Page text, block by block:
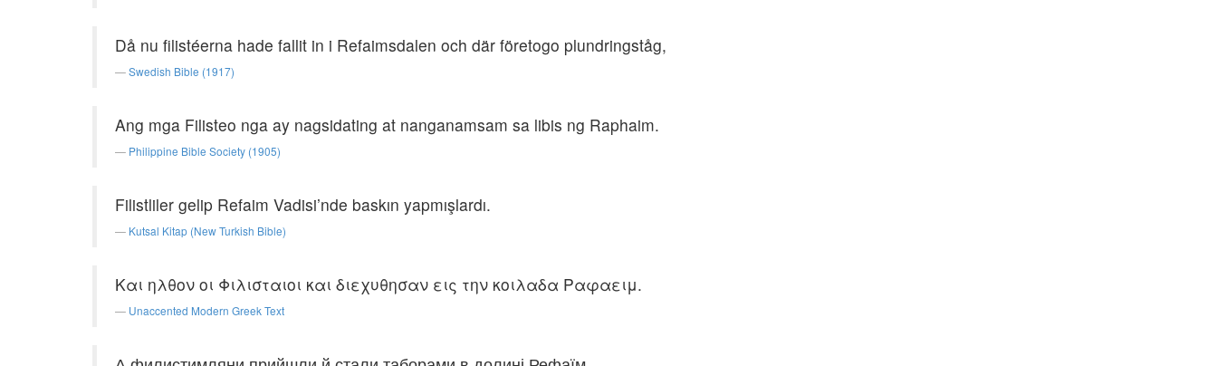
Då nu filistéerna hade fallit in i Refaimsdalen och där företogo plundringståg,
Swedish Bible (1917)
Ang mga Filisteo nga ay nagsidating at nanganamsam sa libis ng Raphaim.
Philippine Bible Society (1905)
Filistliler gelip Refaim Vadisi’nde baskın yapmışlardı.
Kutsal Kitap (New Turkish Bible)
Και ηλθον οι Φιλισταιοι και διεχυθησαν εις την κοιλαδα Ραφαειμ.
Unaccented Modern Greek Text